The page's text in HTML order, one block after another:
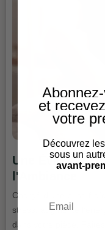
Une Évasion
l'Ambiance
Chargé d’une brise
stress, augmente
dans votre pièce.
et recevez
votre
Découvrez
sous un
avant-
Email